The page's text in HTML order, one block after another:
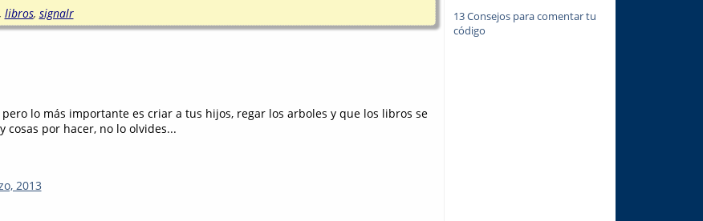
libros, signalr
pero lo más importante es criar a tus hijos, regar los arboles y que los libros se
cosas por hacer, no lo olvides...
2013
13 Consejos para comentar tu
código